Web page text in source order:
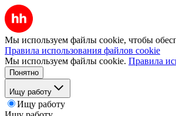
Мы используем файлы cookie, чтобы
Правила использования файлов cookie
Мы используем файлы cookie. Правила
Понятно
Ищу работу
Ищу работу